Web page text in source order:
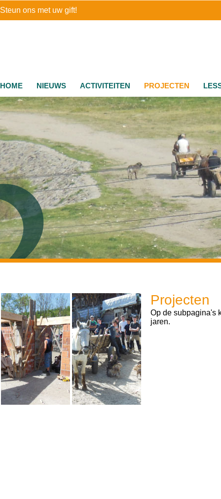
Steun ons met uw gift!
HOME NIEUWS ACTIVITEITEN PROJECTEN
Projecten
Op de subpagina's
jaren.